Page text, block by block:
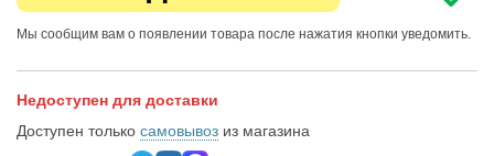
Мы сообщим вам о появлении товара после нажатия кнопки уведомить.
Недоступен для доставки
Доступен только самовывоз из магазина